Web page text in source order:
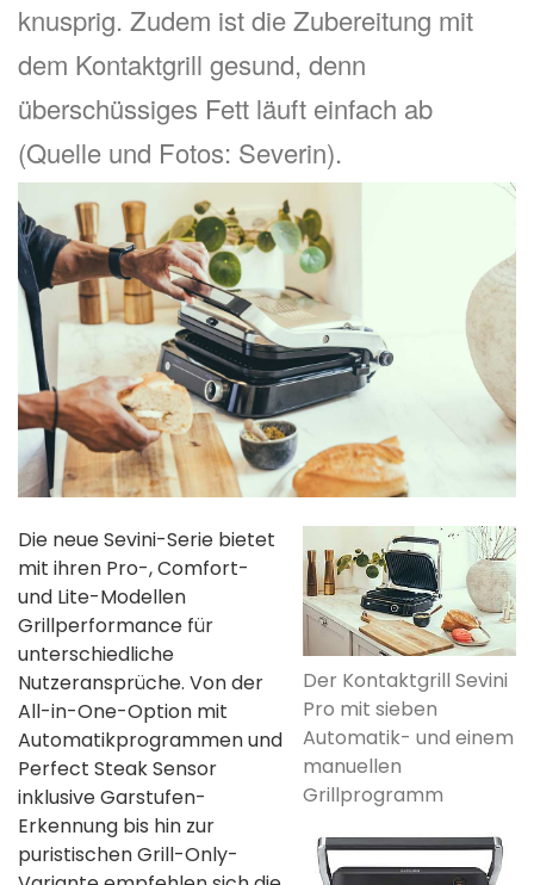
knusprig. Zudem ist die Zubereitung mit
dem Kontaktgrill gesund, denn
überschüssiges Fett läuft einfach ab
(Quelle und Fotos: Severin).
Der Kontaktgrill Sevini
Pro mit sieben
Automatik- und einem
manuellen
Grillprogramm
Die neue Sevini-Serie bietet
mit ihren Pro-, Comfort-
und Lite-Modellen
Grillperformance für
unterschiedliche
Nutzeransprüche. Von der
All-in-One-Option mit
Automatikprogrammen und
Perfect Steak Sensor
inklusive Garstufen-
Erkennung bis hin zur
puristischen Grill-Only-